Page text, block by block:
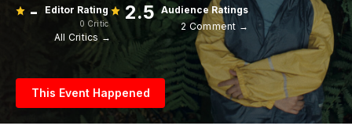
- Editor Rating
0 Critic
All Critics →
2.5 Audience Ratings
2 Comment →
This Event Happened